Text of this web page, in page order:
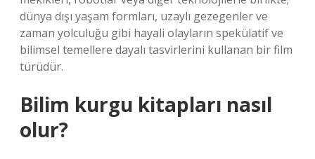
dünya dışı yaşam formları, uzaylı gezegenler ve
zaman yolculuğu gibi hayali olayların spekülatif ve
bilimsel temellere dayalı tasvirlerini kullanan bir film
türüdür.
Bilim kurgu kitapları nasıl
olur?